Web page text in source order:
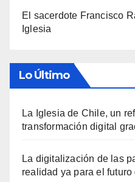
El sacerdote Francisco
Iglesia
Lo Último
La Iglesia de Chile, un
transformación digital
La digitalización de las
realidad ya para el